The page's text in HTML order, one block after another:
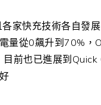
家快充技術各自發
量從0飆升到70%
前也已進展到